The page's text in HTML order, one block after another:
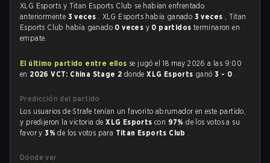
XLG Esports y Titan Esports Club se habían enfrentado
anteriormente 3 veces . XLG Esports había ganado 3 veces , Titan
Esports Club había ganado 0 veces y 0 partidos terminaron en
empate.
El último partido entre ellos se jugó el 18 may 2026 a las 9:00
en 2026 VCT: China Stage 2 dondeXLG Esports ganó3 - 0 .
Predicción del partido
Los usuarios de Strafe tenían un favorito abrumador en este partido,
y predijeron la victoria deXLG Esportscon 97%de los votos a su
favor y3%de los votos para Titan Esports Club .
Dónde ver